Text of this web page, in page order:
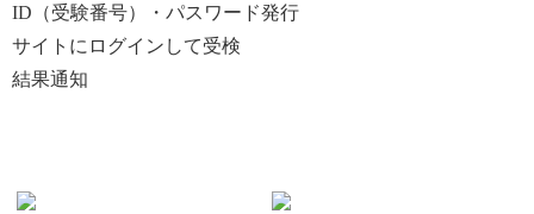
ID（受験番号）・パスワード発行
サイトにログインして受検
結果通知